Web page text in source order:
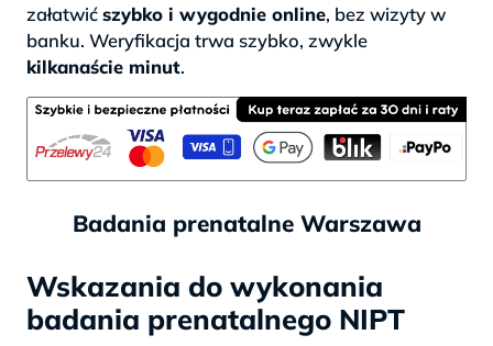
załatwićszybko i wygodnie online, bez wizyty w
banku. Weryfikacja trwa szybko, zwykle
kilkanaście minut.
Badania prenatalne Warszawa
Wskazania do wykonania
badania prenatalnego NIPT